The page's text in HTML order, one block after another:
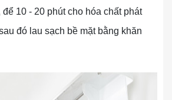
10 - 20 phút cho hóa chất phát
đó lau sạch bề mặt bằng khăn